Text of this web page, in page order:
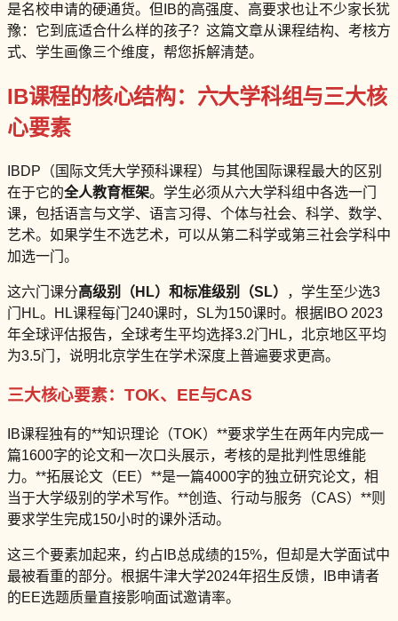
是名校申请的硬通货。但IB的高强度、高要求也让不少家长犹
豫：它到底适合什么样的孩子？这篇文章从课程结构、考核方
式、学生画像三个维度，帮您拆解清楚。
IB课程的核心结构：六大学科组与三大核
心要素
IBDP（国际文凭大学预科课程）与其他国际课程最大的区别
在于它的全人教育框架。学生必须从六大学科组中各选一门
课，包括语言与文学、语言习得、个体与社会、科学、数学、
艺术。如果学生不选艺术，可以从第二科学或第三社会学科中
加选一门。
这六门课分高级别（HL） 和标准级别（SL）
，学生至少选3
门HL。HL课程每门240课时，SL为150课时。根据IBO 2023
年全球评估报告，全球考生平均选择3.2门HL，北京地区平均
为3.5门，说明北京学生在学术深度上普遍要求更高。
三大核心要素：TOK、EE与CAS
IB课程独有的**知识理论（TOK）**要求学生在两年内完成一
篇1600字的论文和一次口头展示，考核的是批判性思维能
力。**拓展论文（EE）**是一篇4000字的独立研究论文，相
当于大学级别的学术写作。**创造、行动与服务（CAS）**则
要求学生完成150小时的课外活动。
这三个要素加起来，约占IB总成绩的15%，但却是大学面试中
最被看重的部分。根据牛津大学2024年招生反馈，IB申请者
的EE选题质量直接影响面试邀请率。